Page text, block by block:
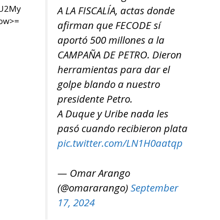
A LA FISCALÍA, actas donde
afirman que FECODE sí
aportó 500 millones a la
CAMPAÑA DE PETRO. Dieron
herramientas para dar el
golpe blando a nuestro
presidente Petro.
A Duque y Uribe nada les
pasó cuando recibieron plata
pic.twitter.com/LN1H0aatqp
— Omar Arango
(@omararango) September
17, 2024